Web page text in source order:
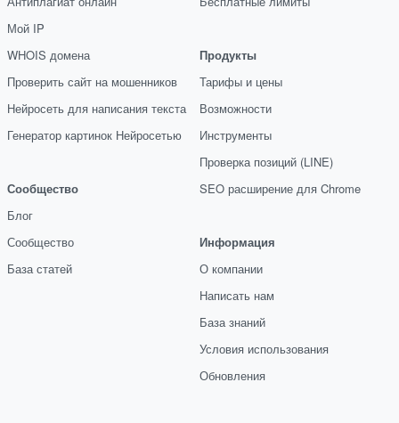
Мой IP
WHOIS домена
Проверить сайт на мошенников
Нейросеть для написания текста
Генератор картинок Нейросетью
Сообщество
Блог
Сообщество
База статей
Продукты
Тарифы и цены
Возможности
Инструменты
Проверка позиций (LINE)
SEO расширение для Chrome
Информация
О компании
Написать нам
База знаний
Условия использования
Обновления